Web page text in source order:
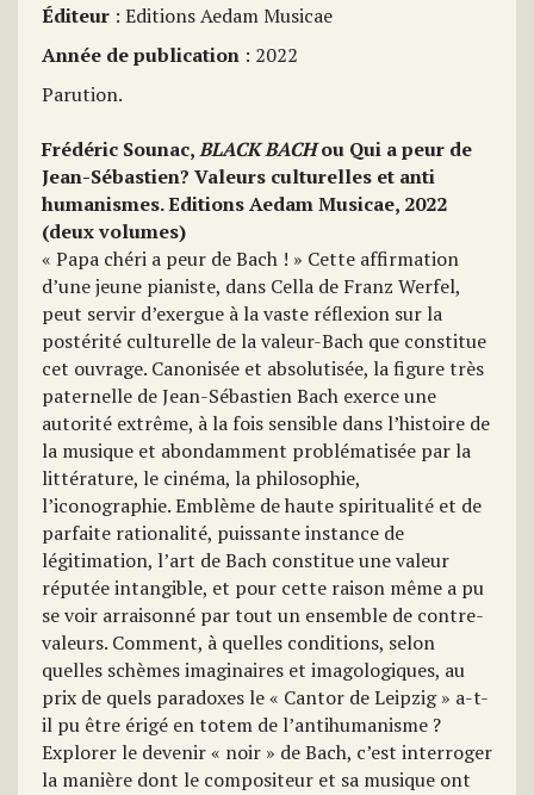
Éditeur : Editions Aedam Musicae
Année de publication : 2022
Parution.
Frédéric Sounac,BLACK BACHou Qui a peur de
Jean-Sébastien? Valeurs culturelles et anti
humanismes. Editions Aedam Musicae, 2022
(deux volumes)
« Papa chéri a peur de Bach ! » Cette affirmation
d’une jeune pianiste, dans Cella de Franz Werfel,
peut servir d’exergue à la vaste réflexion sur la
postérité culturelle de la valeur-Bach que constitue
cet ouvrage. Canonisée et absolutisée, la figure très
paternelle de Jean-Sébastien Bach exerce une
autorité extrême, à la fois sensible dans l’histoire de
la musique et abondamment problématisée par la
littérature, le cinéma, la philosophie,
l’iconographie. Emblème de haute spiritualité et de
parfaite rationalité, puissante instance de
légitimation, l’art de Bach constitue une valeur
réputée intangible, et pour cette raison même a pu
se voir arraisonné par tout un ensemble de contre-
valeurs. Comment, à quelles conditions, selon
quelles schèmes imaginaires et imagologiques, au
prix de quels paradoxes le « Cantor de Leipzig » a-t-
il pu être érigé en totem de l’antihumanisme ?
Explorer le devenir « noir » de Bach, c’est interroger
la manière dont le compositeur et sa musique ont